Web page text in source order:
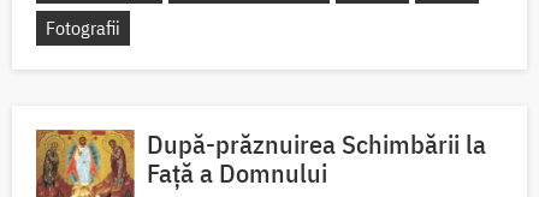
Fotografii
După-prăznuirea Schimbării la
Față a Domnului